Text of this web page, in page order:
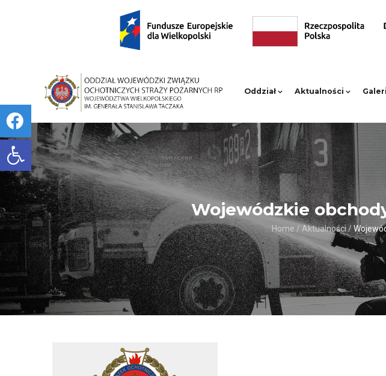
Open toolbar
Oddział Aktualności
Wojewódzkie
Home / Aktualności/